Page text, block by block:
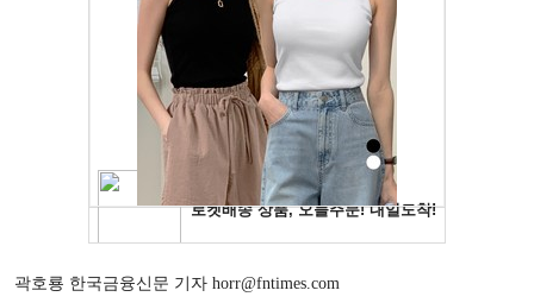
곽호룡 한국금융신문 기자 horr@fntimes.com